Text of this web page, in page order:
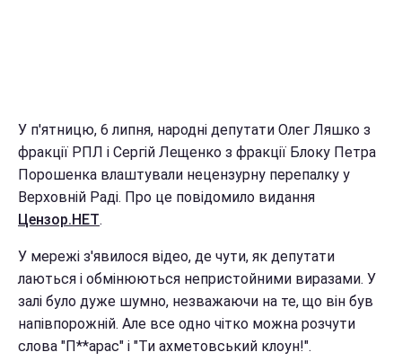
У п'ятницю, 6 липня, народні депутати Олег Ляшко з
фракції РПЛ і Сергій Лещенко з фракції Блоку Петра
Порошенка влаштували нецензурну перепалку у
Верховній Раді. Про це повідомило видання
Цензор.НЕТ.
У мережі з'явилося відео, де чути, як депутати
лаються і обмінюються непристойними виразами. У
залі було дуже шумно, незважаючи на те, що він був
напівпорожній. Але все одно чітко можна розчути
слова "П**арас" і "Ти ахметовський клоун!".